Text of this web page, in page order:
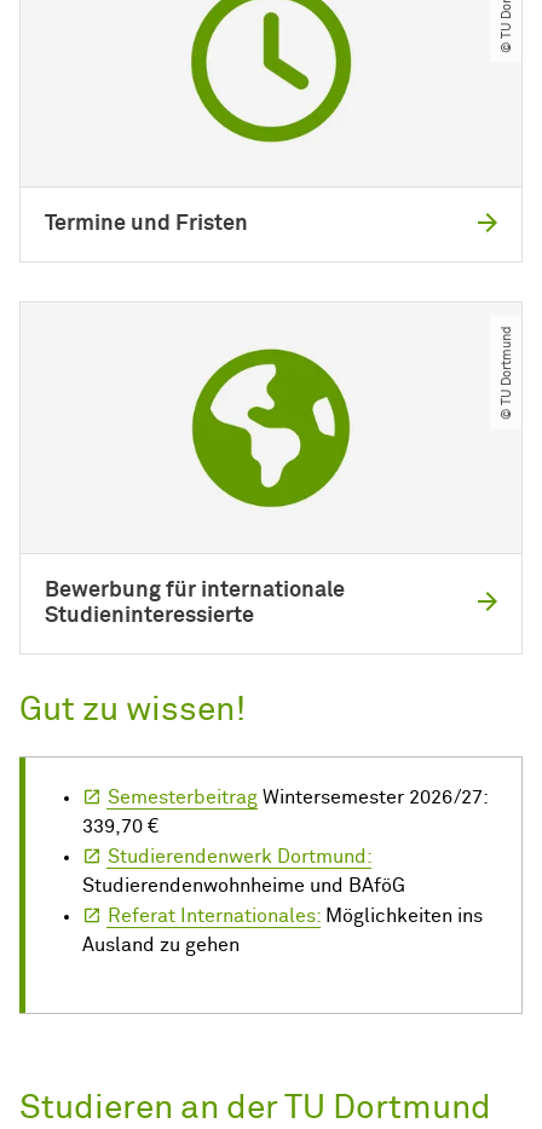
Termine und Fristen
© TU Dortmund
Bewerbung für internationale
Studieninteressierte
Gut zu wissen!
Semesterbeitrag Wintersemester 2026/27:
339,70 €
Studierendenwerk Dortmund:
Studierendenwohnheime und BAföG
Referat Internationales: Möglichkeiten ins
Ausland zu gehen
Studieren an der TU Dortmund